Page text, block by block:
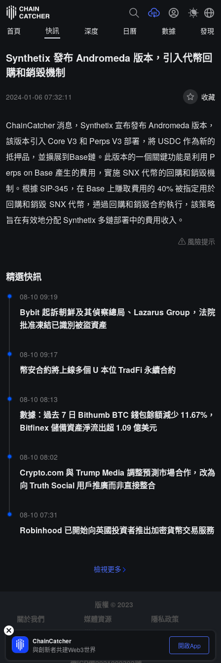
首頁 快訊 深度 日曆 數據 發現
Synthetix 發布 Andromeda 版本，引入代幣回
購和銷毀機制
2024-01-06 07:32:11 收藏
ChainCatcher 消息，Synthetix 宣布發布 Andromeda 版本，
該版本引入 Core V3 和 Perps V3 部署，將 USDC 作為新的
抵押品，並擴展到Base鏈。此版本的一個關鍵功能是利用 P
erps on Base 產生的費用，實施 SNX 代幣的回購和銷毀機
制。根據 SIP-345，在 Base 上賺取費用的 40% 被指定用於
回購和銷毀 SNX 代幣，通過回購和銷毀合約執行，該策略
旨在有效地分配 Synthetix 多鏈部署中的費用收入。
風險提示
精選快訊
08-10 09:19
Bybit 起訴朝鮮及其偵察總局、Lazarus Group，法院
批准凍結已識別被盜資產
08-10 09:17
幣安合約將上線多個 U 本位 TradFi 永續合約
08-10 08:13
數據：過去 7 日 Bithumb BTC 錢包餘額減少 11.67%，
Bitfinex 儲備資產淨流出超 1.09 億美元
08-10 08:02
Crypto.com 與 Trump Media 調整預測市場合作，改為
向 Truth Social 用戶推廣而非直接整合
08-10 07:31
Robinhood 已開始向英國投資者推出加密貨幣交易服務
檢視更多
版權 © 2023
關於我們
媒體資源
隱私政策
風險提示
徵才
ChainCatcher
與創新者共建Web3世界 開啟App